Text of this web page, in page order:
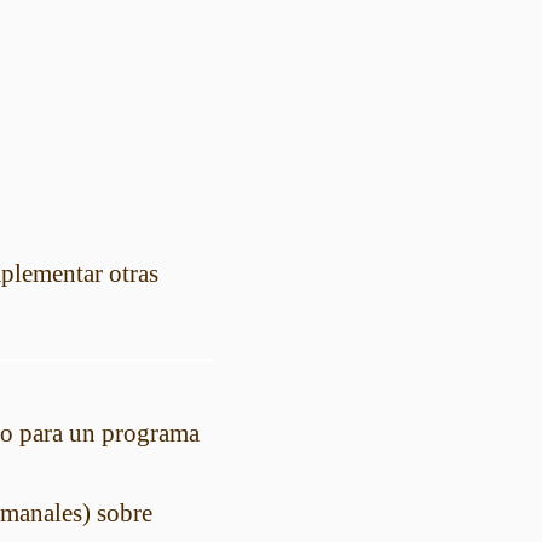
otras
para un programa
sobre